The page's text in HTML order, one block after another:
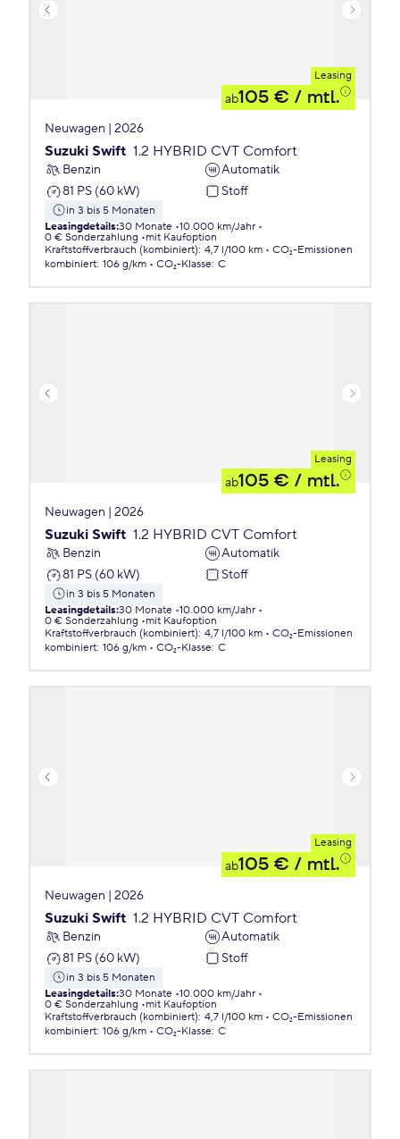
Leasing
ab105 € / mtl.
Neuwagen | 2026
Suzuki Swift 1.2 HYBRID CVT Comfort
Benzin
Automatik
81 PS (60 kW)
Stoff
in 3 bis 5 Monaten
Leasingdetails:30 Monate 10.000 km/Jahr
0 € Sonderzahlung
mit Kaufoption
Kraftstoffverbrauch (kombiniert): 4,7 l/100 km
CO₂-Emissionen
kombiniert: 106 g/km CO₂-Klasse: C
Leasing
ab105 € / mtl.
Neuwagen | 2026
Suzuki Swift 1.2 HYBRID CVT Comfort
Benzin
Automatik
81 PS (60 kW)
Stoff
in 3 bis 5 Monaten
Leasingdetails:30 Monate 10.000 km/Jahr
0 € Sonderzahlung
mit Kaufoption
Kraftstoffverbrauch (kombiniert): 4,7 l/100 km
CO₂-Emissionen
kombiniert: 106 g/km CO₂-Klasse: C
Leasing
ab105 € / mtl.
Neuwagen | 2026
Suzuki Swift 1.2 HYBRID CVT Comfort
Benzin
Automatik
81 PS (60 kW)
Stoff
in 3 bis 5 Monaten
Leasingdetails:30 Monate 10.000 km/Jahr
0 € Sonderzahlung
mit Kaufoption
Kraftstoffverbrauch (kombiniert): 4,7 l/100 km
CO₂-Emissionen
kombiniert: 106 g/km CO₂-Klasse: C